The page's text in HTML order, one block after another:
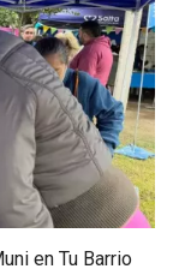
en Tu Barrio